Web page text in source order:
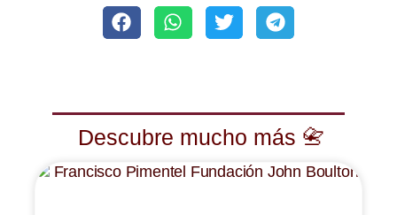
Descubre mucho más 📇